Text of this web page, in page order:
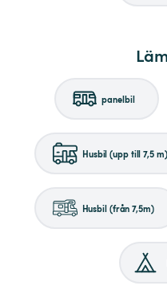
panelbil
Husbil (upp till 7,5 m)
Husbil (från 7,5m)